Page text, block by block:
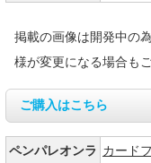
掲載の画像は開発中の
様が変更になる場合も
ご購入はこちら
ペンパレオンラ カード